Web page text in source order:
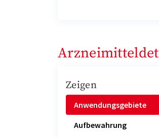
Zeigen
Anwendungsgebiete
Aufbewahrung